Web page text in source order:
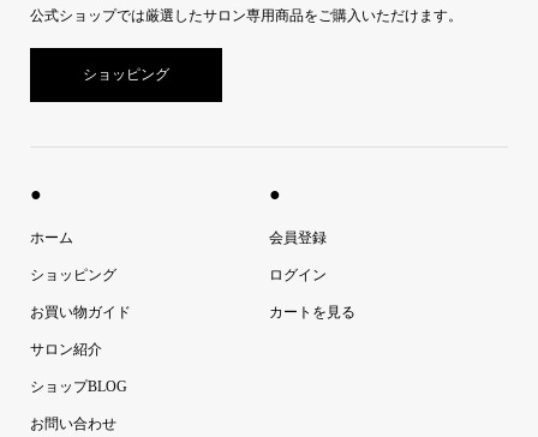
公式ショップでは厳選したサロン専用商品をご購入いただけます。
ショッピング
●
ホーム
ショッピング
お買い物ガイド
サロン紹介
ショップBLOG
お問い合わせ
●
会員登録
ログイン
カートを見る